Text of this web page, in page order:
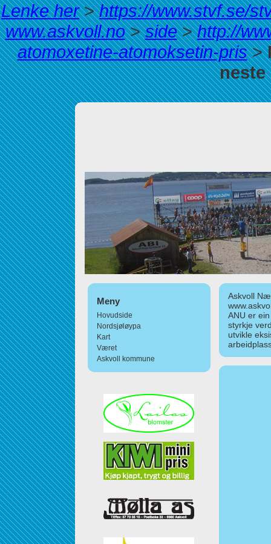
Lenke her>https://www.stvf.se/
www.askvoll.no>side>http://
atomoxetine-atomoksetin-pris>
neste
Meny
Hovudside
Nordsjøløypa
Kart
Været
Askvoll kommune
Askvoll
ANU er
styrkje
utvikle